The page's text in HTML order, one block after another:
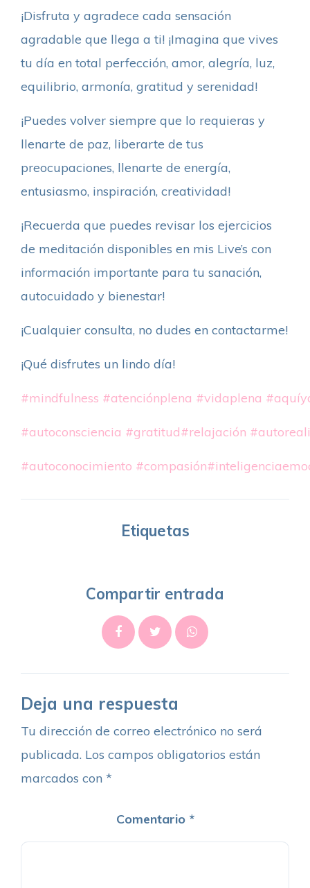
¡Disfruta y agradece cada sensación
agradable que llega a ti! ¡Imagina que vives
tu día en total perfección, amor, alegría, luz,
equilibrio, armonía, gratitud y serenidad!
¡Puedes volver siempre que lo requieras y
llenarte de paz, liberarte de tus
preocupaciones, llenarte de energía,
entusiasmo, inspiración, creatividad!
¡Recuerda que puedes revisar los ejercicios
de meditación disponibles en mis Live’s con
información importante para tu sanación,
autocuidado y bienestar!
¡Cualquier consulta, no dudes en contactarme!
¡Qué disfrutes un lindo día!
#mindfulness #atenciónplena #vidaplena
#autoconsciencia #gratitud#relajación
#autoconocimiento #compasión
Etiquetas
Compartir entrada
Deja una respuesta
Tu dirección de correo electrónico no será
publicada. Los campos obligatorios están
marcados con *
Comentario *